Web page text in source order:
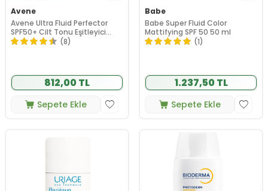
Avene
Avene Ultra Fluid Perfector
SPF50+ Cilt Tonu Eşitleyici
Renkli Güneş Kremi 50 ml
(8)
812,00 TL
Sepete Ekle
Babe
Babe Super Fluid Color
Mattifying SPF 50 50 ml
(1)
1.237,50 TL
Sepete Ekle